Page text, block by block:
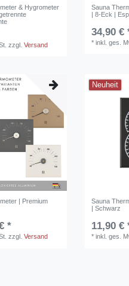
& Hygrometer
zzgl.Versand
Sauna
| 8-Eck |
34,90 €
*inkl. ges.
| Premium
*
zzgl.Versand
Neuheit
Sauna
| Schwarz
11,90 €
*inkl. ges.